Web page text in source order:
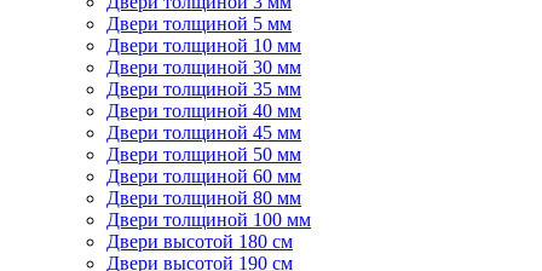
Двери толщиной 5 мм
Двери толщиной 10 мм
Двери толщиной 30 мм
Двери толщиной 35 мм
Двери толщиной 40 мм
Двери толщиной 45 мм
Двери толщиной 50 мм
Двери толщиной 60 мм
Двери толщиной 80 мм
Двери толщиной 100 мм
Двери высотой 180 см
Двери высотой 190 см